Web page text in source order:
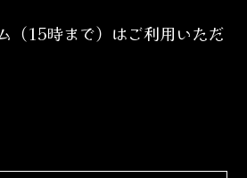
（15時まで）はご利用いただ